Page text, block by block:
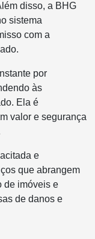
disso, a BHG
sistema
com a
por
às
Ela é
valor e segurança
e
que abrangem
de imóveis e
de danos e